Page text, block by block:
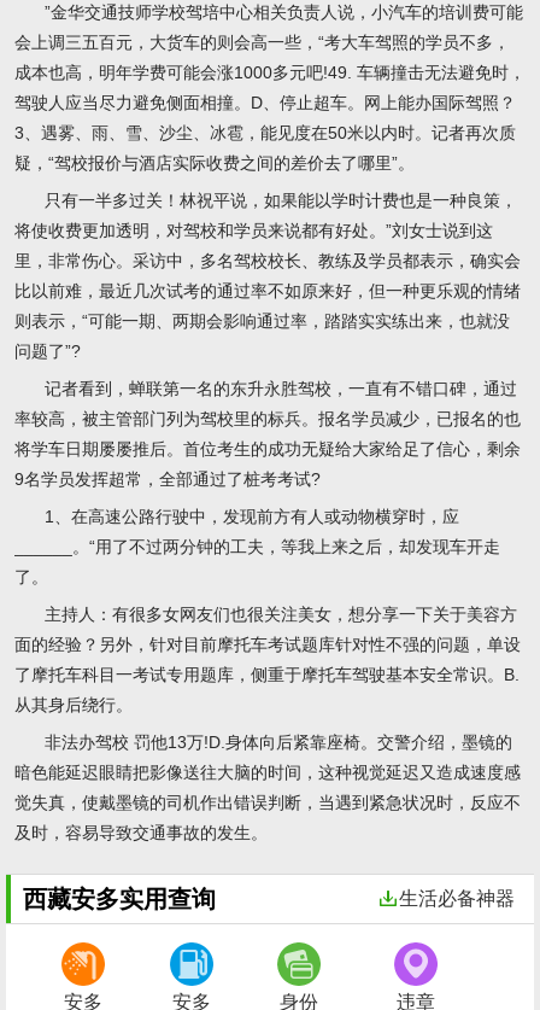
”金华交通技师学校驾培中心相关负责人说，小汽车的培训费可能
会上调三五百元，大货车的则会高一些，“考大车驾照的学员不多，
成本也高，明年学费可能会涨1000多元吧!49. 车辆撞击无法避免时，
驾驶人应当尽力避免侧面相撞。D、停止超车。网上能办国际驾照？
3、遇雾、雨、雪、沙尘、冰雹，能见度在50米以内时。记者再次质
疑，“驾校报价与酒店实际收费之间的差价去了哪里”。
只有一半多过关！林祝平说，如果能以学时计费也是一种良策，
将使收费更加透明，对驾校和学员来说都有好处。”刘女士说到这
里，非常伤心。采访中，多名驾校校长、教练及学员都表示，确实会
比以前难，最近几次试考的通过率不如原来好，但一种更乐观的情绪
则表示，“可能一期、两期会影响通过率，踏踏实实练出来，也就没
问题了”?
记者看到，蝉联第一名的东升永胜驾校，一直有不错口碑，通过
率较高，被主管部门列为驾校里的标兵。报名学员减少，已报名的也
将学车日期屡屡推后。首位考生的成功无疑给大家给足了信心，剩余
9名学员发挥超常，全部通过了桩考考试?
1、在高速公路行驶中，发现前方有人或动物横穿时，应
______。“用了不过两分钟的工夫，等我上来之后，却发现车开走
了。
主持人：有很多女网友们也很关注美女，想分享一下关于美容方
面的经验？另外，针对目前摩托车考试题库针对性不强的问题，单设
了摩托车科目一考试专用题库，侧重于摩托车驾驶基本安全常识。B.
从其身后绕行。
非法办驾校 罚他13万!D.身体向后紧靠座椅。交警介绍，墨镜的
暗色能延迟眼睛把影像送往大脑的时间，这种视觉延迟又造成速度感
觉失真，使戴墨镜的司机作出错误判断，当遇到紧急状况时，反应不
及时，容易导致交通事故的发生。
西藏安多实用查询 生活必备神器
安多 安多 身份 违章